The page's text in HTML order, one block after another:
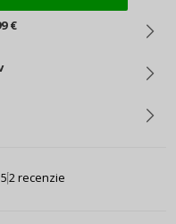
€
2 recenzie